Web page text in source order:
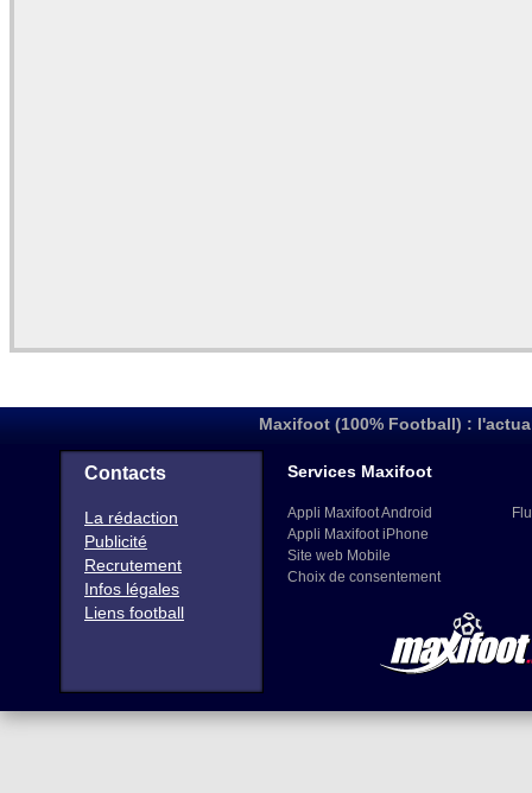
Maxifoot (100% Football) :
Contacts
La rédaction
Publicité
Recrutement
Infos légales
Liens football
Services Maxifoot
Appli Maxifoot Android
Appli Maxifoot iPhone
Site web Mobile
Choix de consentement